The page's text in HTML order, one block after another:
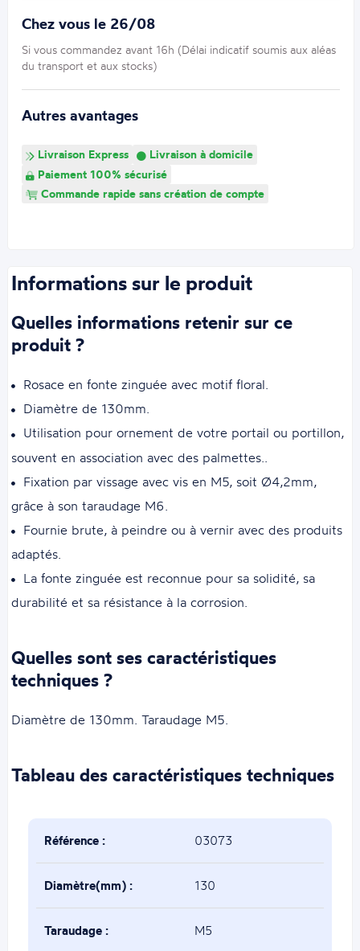
Chez vous le 26/08
Si vous commandez avant 16h (Délai indicatif soumis aux aléas
du transport et aux stocks)
Autres avantages
Livraison Express
Livraison à domicile
Paiement 100% sécurisé
Commande rapide sans création de compte
Informations sur le produit
Quelles informations retenir sur ce
produit ?
Rosace en fonte zinguée avec motif floral.
Diamètre de 130mm.
Utilisation pour ornement de votre portail ou portillon,
souvent en association avec des palmettes..
Fixation par vissage avec vis en M5, soit Ø4,2mm,
grâce à son taraudage M6.
Fournie brute, à peindre ou à vernir avec des produits
adaptés.
La fonte zinguée est reconnue pour sa solidité, sa
durabilité et sa résistance à la corrosion.
Quelles sont ses caractéristiques
techniques ?
Diamètre de 130mm. Taraudage M5.
Tableau des caractéristiques techniques
Référence : 03073
Diamètre(mm) : 130
Taraudage : M5